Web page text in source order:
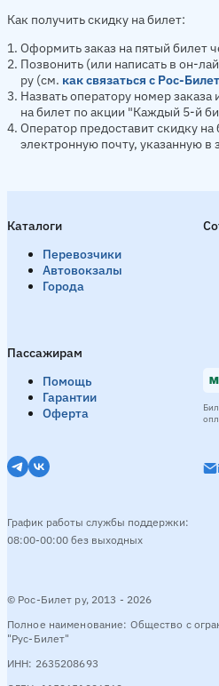
Как получить скидку на билет:
Оформить заказ на пятый билет
Позвонить (или написать в он-
ру (см. как связаться с Рос-
Назвать оператору номер заказа
на билет по акции "Каждый 5-й
Оператор предоставит скидку на
электронную почту, указанную в
Каталоги
Перевозчики
Автовокзалы
Города
Пассажирам
Помощь
Гарантии
Оферта
© Рос-Билет ру, 2013 - 2026
Полное наименование: Общество с
"Рус-Билет"
ИНН: 2635208693
График работы службы поддержки:
08:00-00:00 без выходных